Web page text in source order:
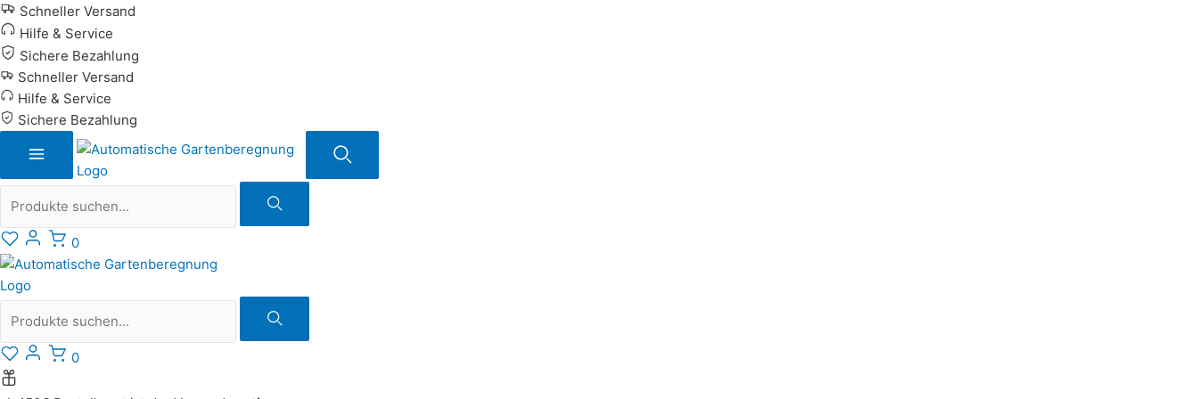
Zum
Inhalt
springen
Schneller Versand
Hilfe & Service
Sichere Bezahlung
Schneller Versand
Hilfe & Service
Sichere Bezahlung
Suche
0
Suche
0